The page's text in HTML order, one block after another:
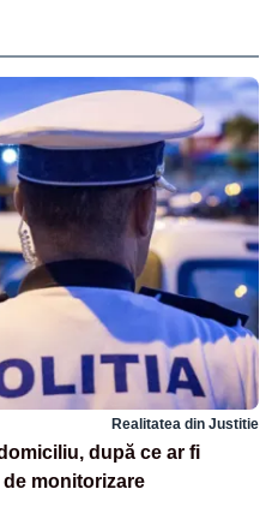
Realitatea din Justitie
după ce ar fi
monitorizare